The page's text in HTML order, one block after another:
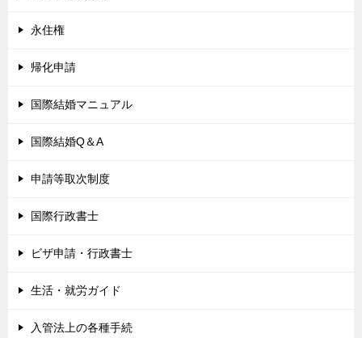
永住権
帰化申請
国際結婚マニュアル
国際結婚Q＆A
申請等取次制度
国際行政書士
ビザ申請・行政書士
生活・就労ガイド
入管法上の各種手続